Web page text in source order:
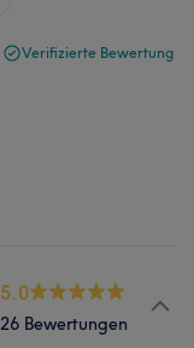
Verifizierte Bewertung
5.0
26 Bewertungen